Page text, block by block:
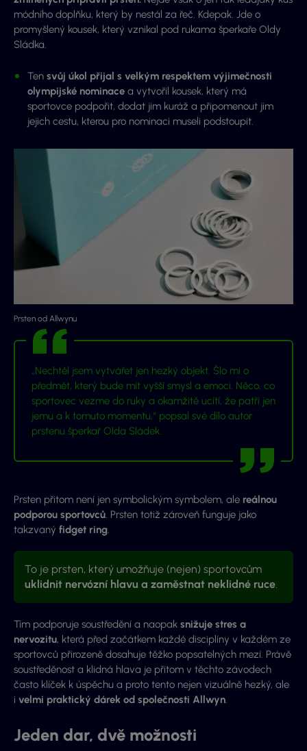
módního doplňku, který by nestál za řeč. Kdepak. Jde o
promyšlený kousek, který vznikal pod rukama šperkaře Oldy
Sládka.
Ten svůj úkol přijal s velkým respektem výjimečnosti
olympijské nominace a vytvořil kousek, který má
sportovce podpořit, dodat jim kuráž a připomenout jim
jejich cestu, kterou pro nominaci museli podstoupit.
Prsten od Allwynu
„Nechtěl jsem vytvářet jen hezký objekt. Šlo mi o
předmět, který bude mít vyšší smysl a emoci. Něco, co
sportovec vezme do ruky a okamžitě ucítí, že patří jen
jemu a k tomuto momentu,“ popsal své dílo autor
prstenu šperkař Olda Sládek.
Prsten přitom není jen symbolickým symbolem, ale reálnou
podporou sportovců. Prsten totiž zároveň funguje jako
takzvaný fidget ring.
To je prsten, který umožňuje (nejen) sportovcům
uklidnit nervózní hlavu a zaměstnat neklidné ruce.
Tím podporuje soustředění a naopak snižuje stres a
nervozitu, která před začátkem každé disciplíny v každém ze
sportovců přirozeně dosahuje těžko popsatelných mezí. Právě
soustředěnost a klidná hlava je přitom v těchto závodech
často klíček k úspěchu a proto tento nejen vizuálně hezký, ale
i velmi praktický dárek od společnosti Allwyn.
Jeden dar, dvě možnosti